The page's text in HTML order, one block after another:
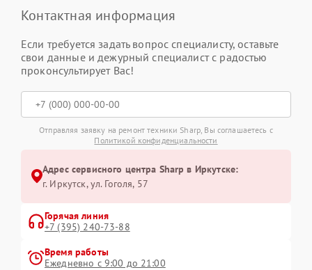
Контактная информация
Если требуется задать вопрос специалисту, оставьте
свои данные и дежурный специалист с радостью
проконсультирует Вас!
Отправляя заявку на ремонт техники Sharp, Вы соглашаетесь с
Политикой конфиденциальности
Адрес сервисного центра Sharp в Иркутске:
г. Иркутск, ул. ​Гоголя, 57
Горячая линия
+7 (395) 240-73-88
Время работы
Ежедневно с 9:00 до 21:00